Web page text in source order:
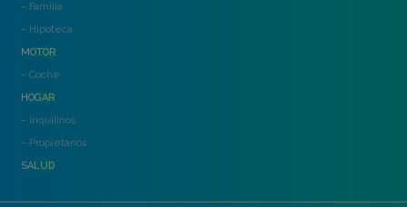
– Familia
– Hipoteca
MOTOR
– Coche
HOGAR
– Inquilinos
– Propietarios
SALUD